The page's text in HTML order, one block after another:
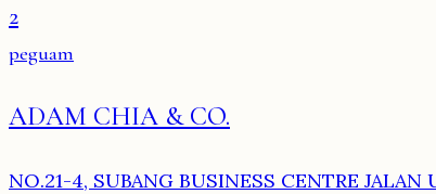
2
peguam
ADAM CHIA & CO.
NO.21-4, SUBANG BUSINESS CENTRE